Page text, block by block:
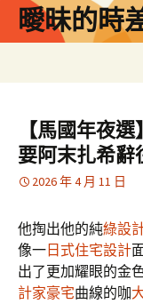
曖昧的時
【馬國年夜
要阿末扎希辭
2026 年 4 月 11 日
他掏出他的純綠設
像一 日式住宅設計
出了更加耀眼的金
計家豪宅曲線的咖